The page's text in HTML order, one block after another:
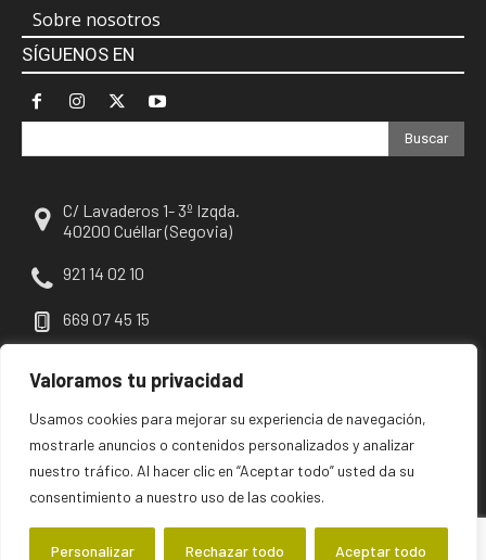
Valoramos tu privacidad
Usamos cookies para mejorar su experiencia de navegación,
mostrarle anuncios o contenidos personalizados y analizar
nuestro tráfico. Al hacer clic en “Aceptar todo” usted da su
consentimiento a nuestro uso de las cookies.
Personalizar Rechazar todo Aceptar todo
Sobre nosotros
SÍGUENOS EN
Buscar
C/ Lavaderos 1- 3º Izqda.
40200 Cuéllar (Segovia)
921 14 02 10
669 07 45 15